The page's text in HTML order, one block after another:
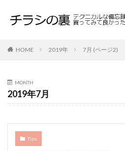
HOME 2019年 7月 (ページ2)
MONTH
2019年7月
Tips